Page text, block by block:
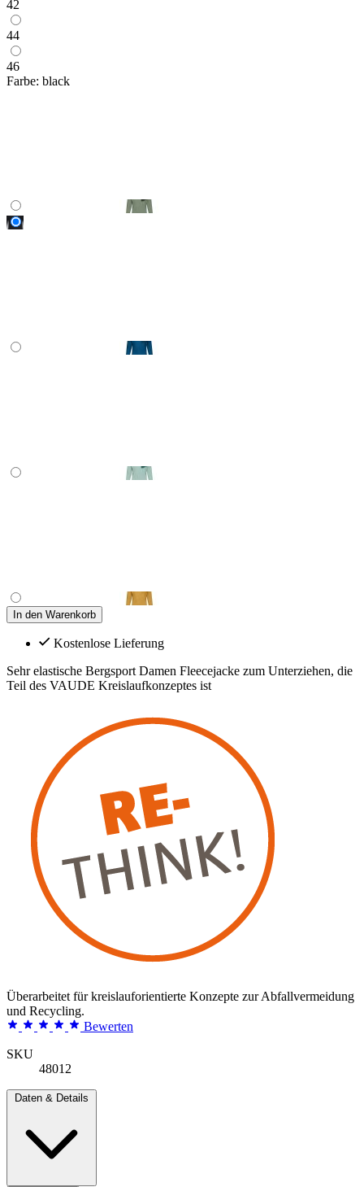
42
44
46
Farbe: black
In den Warenkorb
Kostenlose Lieferung
Sehr elastische Bergsport Damen Fleecejacke zum Unterziehen, die
Teil des VAUDE Kreislaufkonzeptes ist
Überarbeitet für kreislauforientierte Konzepte zur Abfallvermeidung
und Recycling.
Bewerten
SKU
48012
Daten & Details